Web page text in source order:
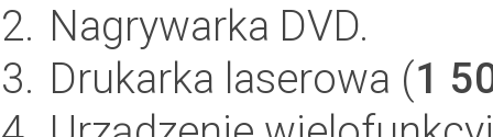
Nagrywarka DVD.
Drukarka laserowa (1